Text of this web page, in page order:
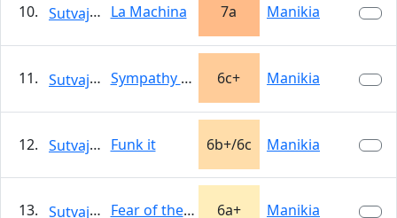
10. Sutvajka La Machina 7a Manikia
11. Sutvajka Sympathy for the devil 6c+ Manikia
12. Sutvajka Funk it 6b+/6c Manikia
13. Sutvajka Fear of the dark 6a+ Manikia